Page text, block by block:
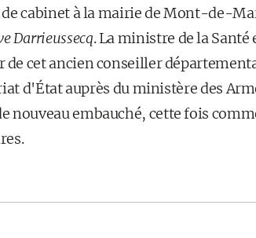
cabinet à la mairie de Mont-de-
Darrieussecq. La ministre de la Santé
de cet ancien conseiller
d'État auprès du ministère des
nouveau embauché, cette fois